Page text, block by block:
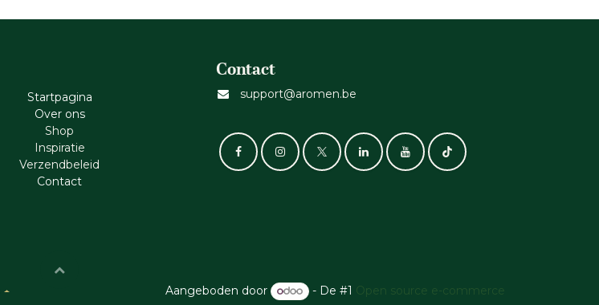
Startpagina
Ove​r​ ons
Shop
Inspiratie
Verzendbeleid
Cont​act
Contact
support@aromen.be
Aangeboden door - De #1 Open source e-commerce